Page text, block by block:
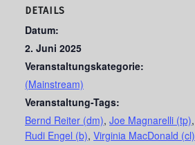
DETAILS
Datum:
2. Juni 2025
Veranstaltungskategorie:
(Mainstream)
Veranstaltung-Tags:
Bernd Reiter (dm), Joe Magnarelli (tp),
Rudi Engel (b), Virginia MacDonald (cl)